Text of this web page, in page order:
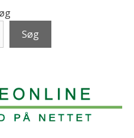
Søg